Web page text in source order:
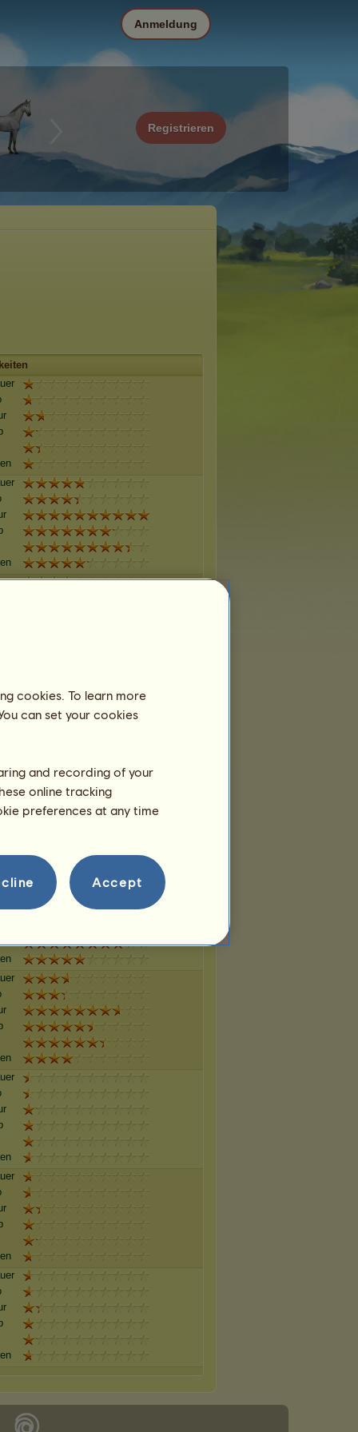
Registrieren
Anmeldung
cookies. To learn more
can set your cookies
and recording of your
online tracking
preferences at any time
Accept